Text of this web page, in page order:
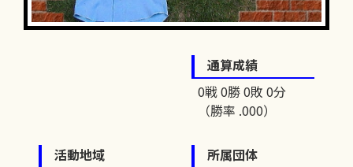
通算成績
0戦 0勝 0敗 0分
（勝率 .000）
活動地域
所属団体